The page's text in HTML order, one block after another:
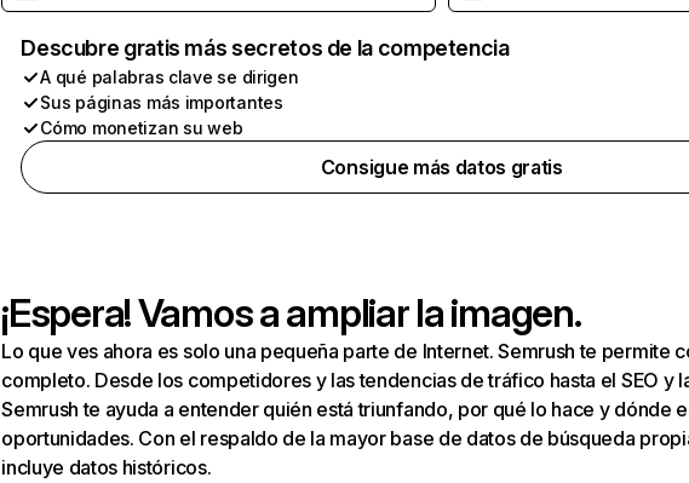
Descubre gratis más secretos de la competencia
A qué palabras clave se dirigen
Sus páginas más importantes
Cómo monetizan su web
Consigue más datos gratis
¡Espera! Vamos a ampliar la imagen.
Lo que ves ahora es solo una pequeña parte de Internet. Semrush te permite
completo. Desde los competidores y las tendencias de tráfico hasta el SEO y
Semrush te ayuda a entender quién está triunfando, por qué lo hace y dónde
oportunidades. Con el respaldo de la mayor base de datos de búsqueda
incluye datos históricos.